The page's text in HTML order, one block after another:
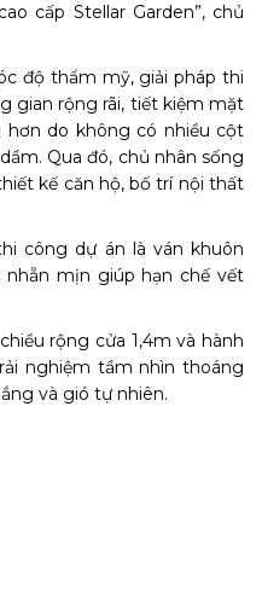
cấp Stellar Garden”, chủ
độ thẩm mỹ, giải pháp thi
gian rộng rãi, tiết kiệm mặt
hơn do không có nhiều cột
Qua đó, chủ nhân sống
kế căn hộ, bố trí nội thất
công dự án là ván khuôn
mịn giúp hạn chế vết
rộng cửa 1,4m và hành
nghiệm tầm nhìn thoáng
và gió tự nhiên.